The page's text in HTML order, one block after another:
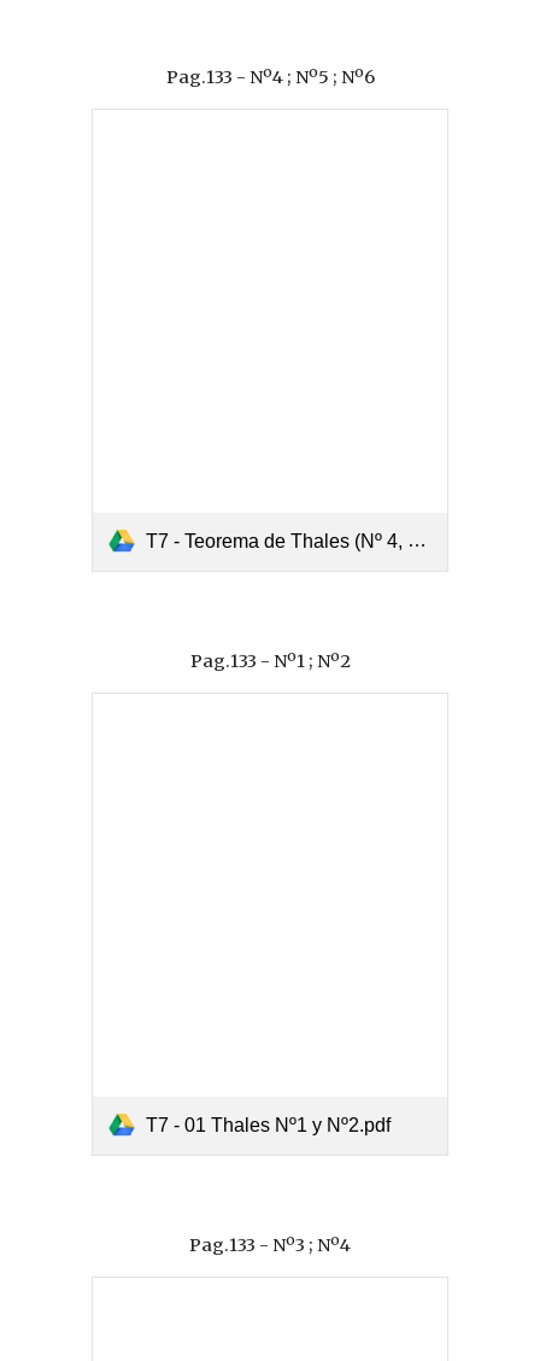
Pag.133 - Nº4 ; Nº5 ; Nº6
T7 - Teorema de Thales (Nº 4, 5, 6)
Pag.133 - Nº1 ; Nº2
T7 - 01 Thales Nº1 y Nº2.pdf
Pag.133 - Nº3 ; Nº4